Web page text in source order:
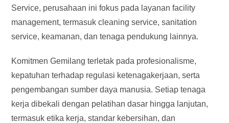
Service, perusahaan ini fokus pada layanan facility
management, termasuk cleaning service, sanitation
service, keamanan, dan tenaga pendukung lainnya.
Komitmen Gemilang terletak pada profesionalisme,
kepatuhan terhadap regulasi ketenagakerjaan, serta
pengembangan sumber daya manusia. Setiap tenaga
kerja dibekali dengan pelatihan dasar hingga lanjutan,
termasuk etika kerja, standar kebersihan, dan